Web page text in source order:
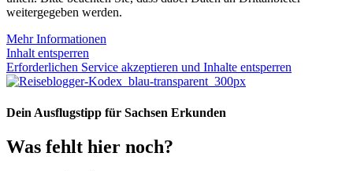
weitergegeben werden.
Mehr Informationen
Inhalt entsperren
Erforderlichen Service akzeptieren und Inhalte entsperren
Dein Ausflugstipp für Sachsen Erkunden
Was fehlt hier noch?